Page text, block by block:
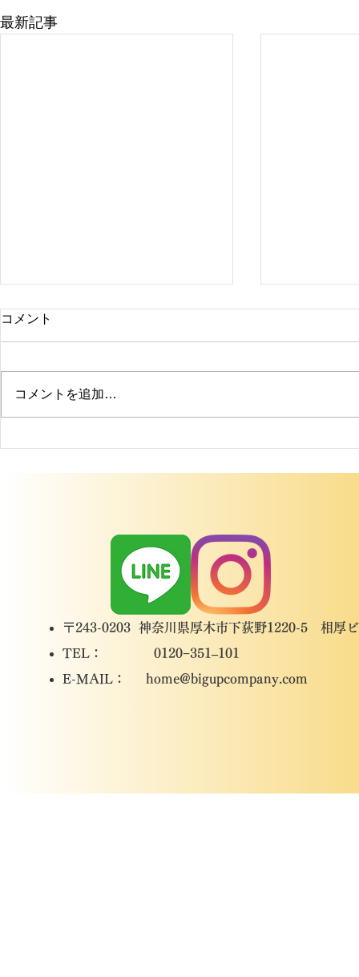
最新記事
コメント
コメントを追加…
〒243-0203 神奈川県厚木市下荻野1220-5 相厚
TEL： 0120−351–101
​E-MAIL： home@bigupcompany.com